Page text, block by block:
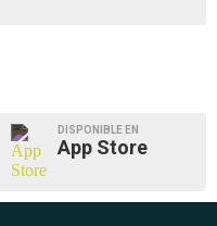
DISPONIBLE EN
App Store